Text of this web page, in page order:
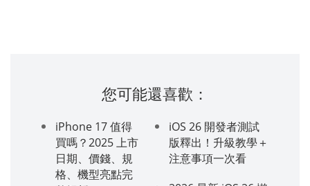
您可能還喜歡：
iPhone 17 值得
買嗎？2025 上市
日期、價錢、規
格、機型亮點完
iOS 26 開發者測試
版釋出！升級教學＋
注意事項一次看